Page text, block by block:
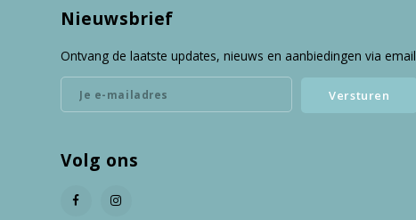
Nieuwsbrief
Ontvang de laatste updates, nieuws en aanbiedingen via email
Versturen
Volg ons